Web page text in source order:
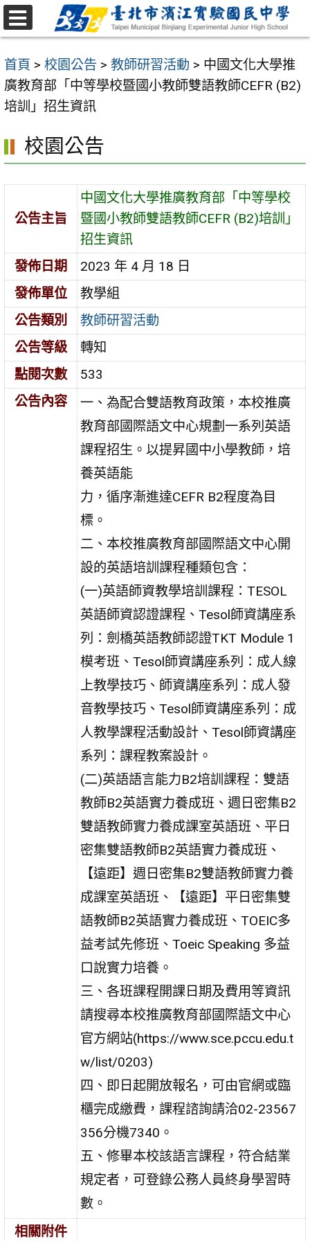
跳
至
要
內
容
首頁 > 校園公告 > 教師研習活動 > 中國文化大學推
廣教育部「中等學校暨國小教師雙語教師CEFR (B2)
培訓」招生資訊
校園公告
公告主旨
中國文化大學推廣教育部「中等學校
暨國小教師雙語教師CEFR (B2)培訓」
招生資訊
發佈日期
2023 年 4 月 18 日
發佈單位
教學組
公告類別
教師研習活動
公告等級
轉知
點閱次數
533
公告內容
一、為配合雙語教育政策，本校推廣
教育部國際語文中心規劃一系列英語
課程招生。以提昇國中小學教師，培
養英語能
力，循序漸進達CEFR B2程度為目
標。
二、本校推廣教育部國際語文中心開
設的英語培訓課程種類包含：
(一)英語師資教學培訓課程：TESOL
英語師資認證課程、Tesol師資講座系
列：劍橋英語教師認證TKT Module 1
模考班、Tesol師資講座系列：成人線
上教學技巧、師資講座系列：成人發
音教學技巧、Tesol師資講座系列：成
人教學課程活動設計、Tesol師資講座
系列：課程教案設計。
(二)英語語言能力B2培訓課程：雙語
教師B2英語實力養成班、週日密集B2
雙語教師實力養成課室英語班、平日
密集雙語教師B2英語實力養成班、
【遠距】週日密集B2雙語教師實力養
成課室英語班、【遠距】平日密集雙
語教師B2英語實力養成班、TOEIC多
益考試先修班、Toeic Speaking 多益
口說實力培養。
三、各班課程開課日期及費用等資訊
請搜尋本校推廣教育部國際語文中心
官方網站(https://www.sce.pccu.edu.t
w/list/0203)
四、即日起開放報名，可由官網或臨
櫃完成繳費，課程諮詢請洽02-23567
356分機7340。
五、修畢本校該語言課程，符合結業
規定者，可登錄公務人員終身學習時
數。
相關附件
選
單